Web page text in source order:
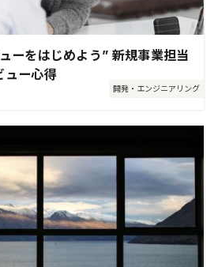
開発・エンジニアリング
ーをはじめよう” 新規事業担当
ュー心得